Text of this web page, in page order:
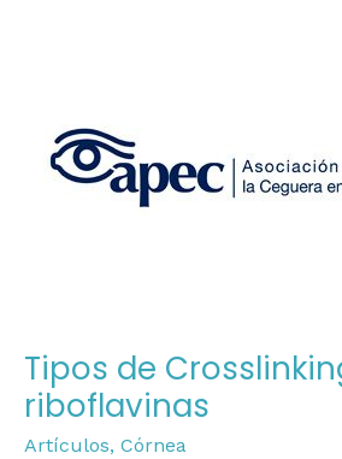
Tipos de
riboflavinas
Artículos, Córnea
riboflavinas